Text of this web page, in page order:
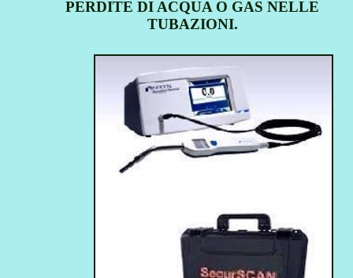
PERDITE DI ACQUA O GAS NELLE
TUBAZIONI.